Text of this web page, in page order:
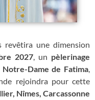
revêtira une dimension
2027, un pèlerinage
Notre-Dame de Fatima,
rejoindra pour cette
Nîmes, Carcassonne